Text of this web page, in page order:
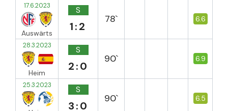
17.6.2023
Auswärts
S
1:2
78` 6.6
28.3.2023
Heim
S
2:0
90` 6.9
25.3.2023 S
3:0
90` 6.5